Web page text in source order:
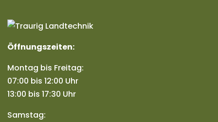
Öffnungszeiten:
Montag bis Freitag:
07:00 bis 12:00 Uhr
13:00 bis 17:30 Uhr
Samstag: